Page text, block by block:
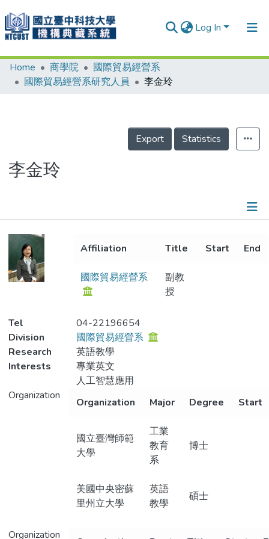
Log In
Communities & Collections
Organizations
Home 商學院
國際貿易經營系
國際貿易經營系研究人員
李金玲
Export Statistics
李金玲
Affiliation Title Start End
國際貿易經營系
副教
授
Tel
04-22196654
Division
國際貿易經營系
Research
Interests
英語教學
專業英文
人工智慧應用
Organization
Organization Major Degree Start
國立臺灣師範
大學
工業
教育
系
博士
美國中央密蘇
里州立大學
英語
教學
碩士
Organization